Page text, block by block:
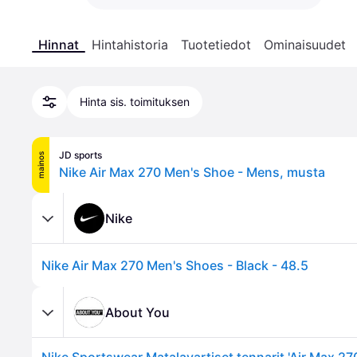
Hinnat Hintahistoria Tuotetiedot Ominaisuudet
Hinta sis. toimituksen
mainos JD sports
Nike Air Max 270 Men's Shoe - Mens, musta
Nike
Nike Air Max 270 Men's Shoes - Black - 48.5
About You